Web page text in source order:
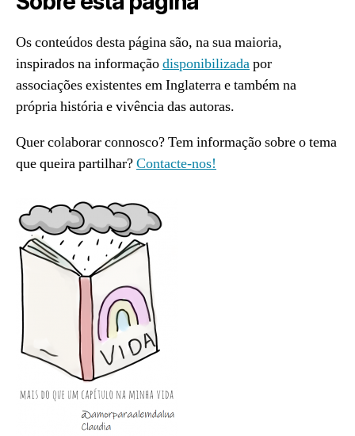
Os conteúdos desta página são, na sua maioria,
inspirados na informaçãodisponibilizadapor
associações existentes em Inglaterra e também na
própria história e vivência das autoras.
Quer colaborar connosco? Tem informação sobre o tema
que queira partilhar?Contacte-nos!